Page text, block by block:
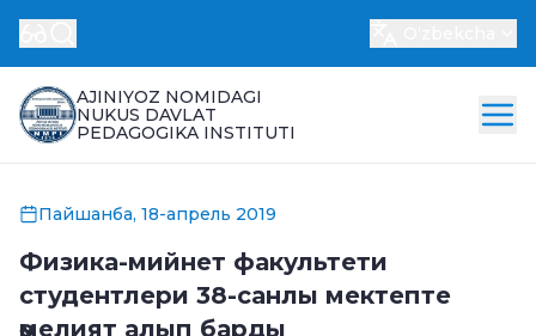
AJINIYOZ NOMIDAGI
NUKUS DAVLAT
PEDAGOGIKA INSTITUTI
Пайшанба, 18-апрель 2019
Физика-мийнет факультети
студентлери 38-санлы мектепте
әмелият алып барды